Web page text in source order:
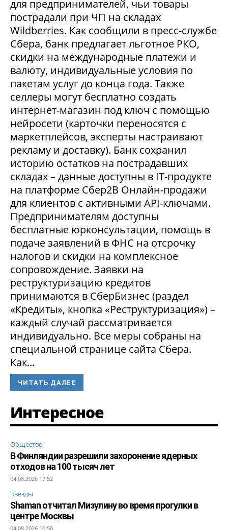
для предпринимателей, чьи товары
пострадали при ЧП на складах
Wildberries. Как сообщили в пресс-службе
Сбера, банк предлагает льготное РКО,
скидки на международные платежи и
валюту, индивидуальные условия по
пакетам услуг до конца года. Также
селлеры могут бесплатно создать
интернет-магазин под ключ с помощью
нейросети (карточки переносятся с
маркетплейсов, эксперты настраивают
рекламу и доставку). Банк сохранил
историю остатков на пострадавших
складах – данные доступны в IT-продукте
на платформе Сбер2В Онлайн-продажи
для клиентов с активными API-ключами.
Предпринимателям доступны
бесплатные юрконсультации, помощь в
подаче заявлений в ФНС на отсрочку
налогов и скидки на комплексное
сопровождение. Заявки на
реструктуризацию кредитов
принимаются в СберБизнес (раздел
«Кредиты», кнопка «Реструктуризация») –
каждый случай рассматривается
индивидуально. Все меры собраны на
специальной странице сайта Сбера.
Как...
ЧИТАТЬ ДАЛЕЕ
Интересное
Общество
В Финляндии разрешили захоронение ядерных
отходов на 100 тысяч лет
04.08.2026 17:52
Звезды
Shaman отчитал Мизулину во время прогулки в
центре Москвы
04.08.2026 10:50